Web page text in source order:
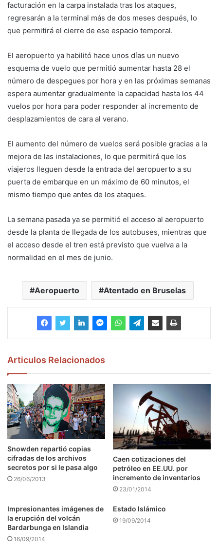
facturación en la carpa instalada tras los ataques,
regresarán a la terminal más de dos meses después, lo
que permitirá el cierre de ese espacio temporal.
El aeropuerto ya habilitó hace unos días un nuevo
esquema de vuelo que permitió aumentar hasta 28 el
número de despegues por hora y en las próximas semanas
espera aumentar gradualmente la capacidad hasta los 44
vuelos por hora para poder responder al incremento de
desplazamientos de cara al verano.
El aumento del número de vuelos será posible gracias a la
mejora de las instalaciones, lo que permitirá que los
viajeros lleguen desde la entrada del aeropuerto a su
puerta de embarque en un máximo de 60 minutos, el
mismo tiempo que antes de los ataques.
La semana pasada ya se permitió el acceso al aeropuerto
desde la planta de llegada de los autobuses, mientras que
el acceso desde el tren está previsto que vuelva a la
normalidad en el mes de junio.
Aeropuerto Atentado en Bruselas
Articulos Relacionados
Snowden repartió copias
cifradas de los archivos
secretos por si le pasa algo
26/06/2013
Caen cotizaciones del
petróleo en EE.UU. por
incremento de inventarios
23/01/2014
Impresionantes imágenes de
la erupción del volcán
Bardarbunga en Islandia
16/09/2014
Estado Islámico
19/09/2014